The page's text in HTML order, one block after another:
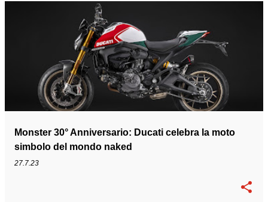
Monster 30° Anniversario: Ducati celebra la moto
simbolo del mondo naked
27.7.23